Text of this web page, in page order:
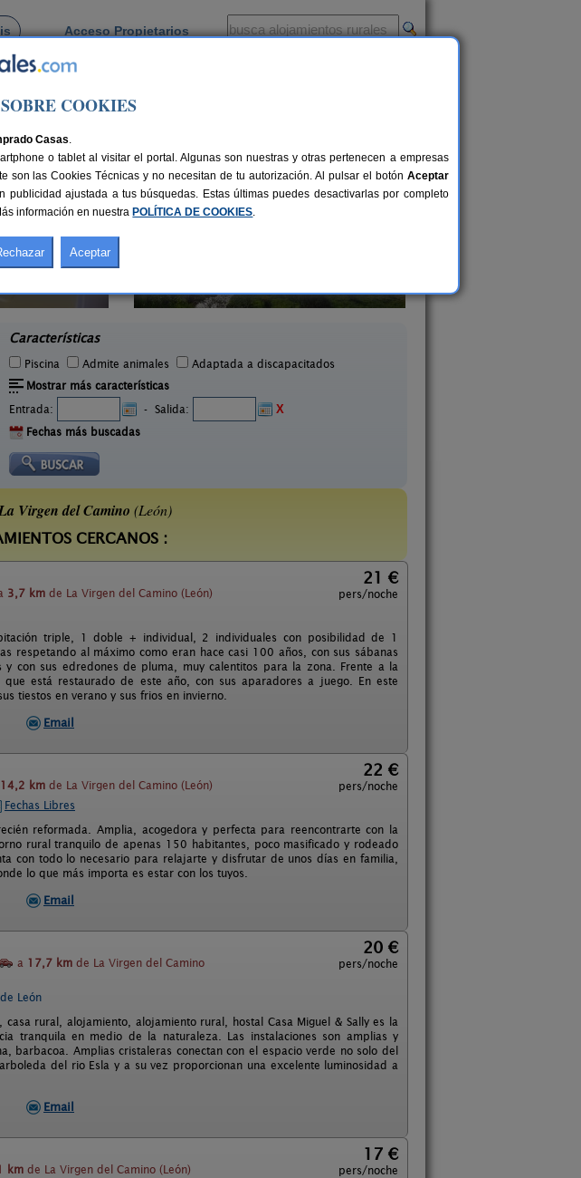
Acceso Propietarios
Robledo de La
Características
Piscina Admite animales
Adaptada a discapacitados
Mostrar más características
Entrada:
- Salida:
X
Fechas más buscadas
Virgen del Camino (León)
CERCANOS :
3,7 km de La Virgen del Camino (León)
21 €
pers/noche
triple, 1 doble + individual, 2 individuales con posibilidad de 1
respetando al máximo como eran hace casi 100 años, con sus sábanas
con sus edredones de pluma, muy calentitos para la zona. Frente a la
está restaurado de este año, con sus aparadores a juego. En este
tiestos en verano y sus frios en invierno.
Email
14,2 km de La Virgen del Camino (León)
22 €
pers/noche
Fechas Libres
reformada. Amplia, acogedora y perfecta para reencontrarte con la
rural tranquilo de apenas 150 habitantes, poco masificado y rodeado
con todo lo necesario para relajarte y disfrutar de unos días en familia,
lo que más importa es estar con los tuyos.
Email
a 17,7 km de La Virgen del Camino
20 €
pers/noche
León
rural, alojamiento, alojamiento rural, hostal Casa Miguel & Sally es la
tranquila en medio de la naturaleza. Las instalaciones son amplias y
barbacoa. Amplias cristaleras conectan con el espacio verde no solo del
del rio Esla y a su vez proporcionan una excelente luminosidad a
Email
km de La Virgen del Camino (León)
17 €
pers/noche
COOKIES
Casas.
o tablet al visitar el portal. Algunas son nuestras y otras pertenecen a empresas
son las Cookies Técnicas y no necesitan de tu autorización. Al pulsar el botón Aceptar
ajustada a tus búsquedas. Estas últimas puedes desactivarlas por completo
información en nuestra POLÍTICA DE COOKIES.